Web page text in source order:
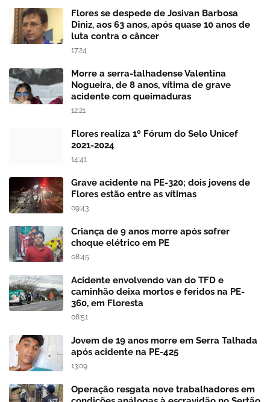
Flores se despede de Josivan Barbosa
Diniz, aos 63 anos, após quase 10 anos de
luta contra o câncer
17:24
Morre a serra-talhadense Valentina
Nogueira, de 8 anos, vítima de grave
acidente com queimaduras
12:21
Flores realiza 1º Fórum do Selo Unicef
2021-2024
14:41
Grave acidente na PE-320; dois jovens de
Flores estão entre as vítimas
09:43
Criança de 9 anos morre após sofrer
choque elétrico em PE
08:45
Acidente envolvendo van do TFD e
caminhão deixa mortos e feridos na PE-
360, em Floresta
08:51
Jovem de 19 anos morre em Serra Talhada
após acidente na PE-425
13:09
Operação resgata nove trabalhadores em